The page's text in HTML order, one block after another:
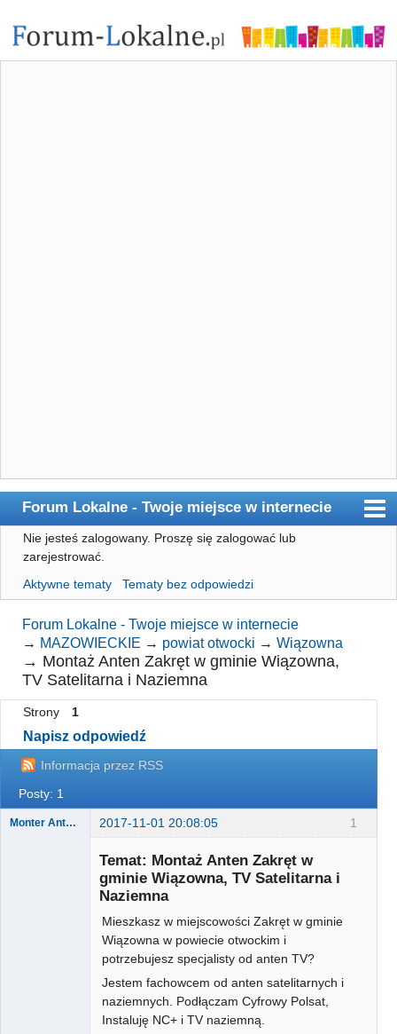
Forum Lokalne - Twoje miejsce w internecie
Główna
Użytkownicy
Rejestracja
Logowanie
Nie jesteś zalogowany. Proszę się zalogować lub
zarejestrować.
Aktywne tematy
Tematy bez odpowiedzi
Forum Lokalne - Twoje miejsce w internecie
→ MAZOWIECKIE → powiat otwocki →Wiązowna
→ Montaż Anten Zakręt w gminie Wiązowna,
TV Satelitarna i Naziemna
Strony 1
Napisz odpowiedź
Informacja przez RSS
Posty: 1
1
Monter Anten Sat i DVB-T 2017-11-01 20:08:05
Temat: Montaż Anten Zakręt w
gminie Wiązowna, TV Satelitarna i
Naziemna
Mieszkasz w miejscowości Zakręt w gminie
Wiązowna w powiecie otwockim i
potrzebujesz specjalisty od anten TV?
Jestem fachowcem od anten satelitarnych i
naziemnych. Podłączam Cyfrowy Polsat,
Instaluję NC+ i TV naziemną.